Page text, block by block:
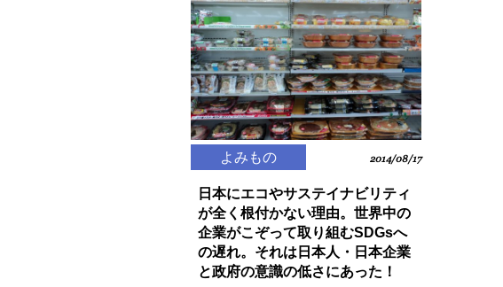
よみもの 2014/08/17
日本にエコやサステイナビリティ
が全く根付かない理由。世界中の
企業がこぞって取り組むSDGsへ
の遅れ。それは日本人・日本企業
と政府の意識の低さにあった！